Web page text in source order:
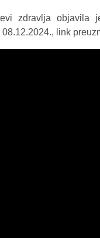
zdravlja objavila
link